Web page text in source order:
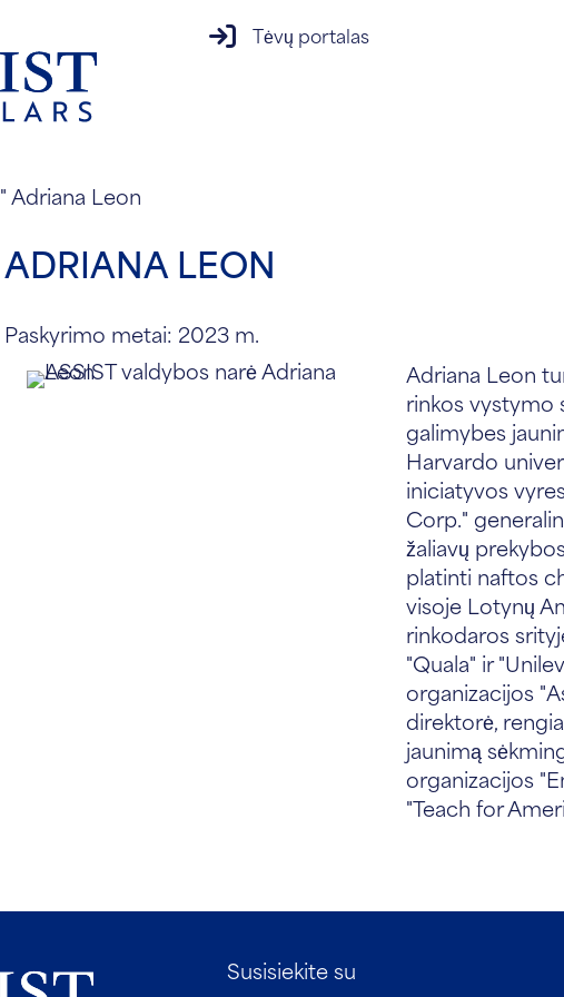
prisijungimas prie tėvų portalo
Tėvų portalas
"Adriana Leon
ADRIANA LEON
Paskyrimo metai: 2023 m.
Adriana Leon
rinkos vystymo
galimybes
Harvardo
iniciatyvos
Corp."
žaliavų
platinti naftos
visoje Lotynų
rinkodaros
"Quala" ir
organizacijos
direktorė,
jaunimą
organizacijos
"Teach for
Susisiekite su